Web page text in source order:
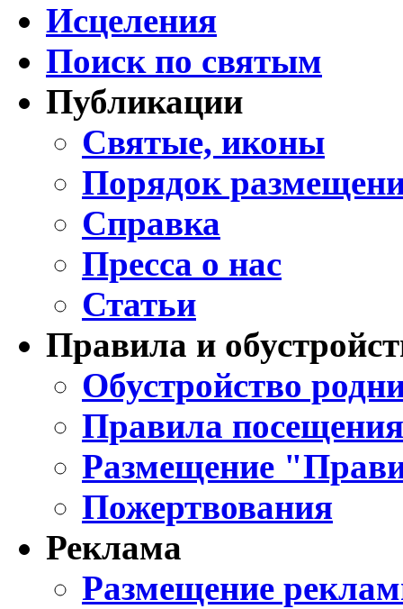
Исцеления
Поиск по святым
Публикации
Святые, иконы
Порядок
Справка
Пресса о нас
Статьи
Правила и
Обустройство
Правила
Размещение
Пожертвования
Реклама
Размещение